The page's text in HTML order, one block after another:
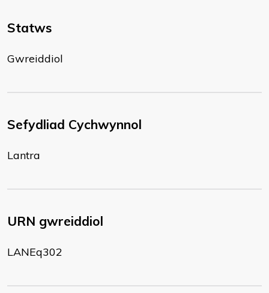
Statws
Gwreiddiol
Sefydliad Cychwynnol
Lantra
URN gwreiddiol
LANEq302